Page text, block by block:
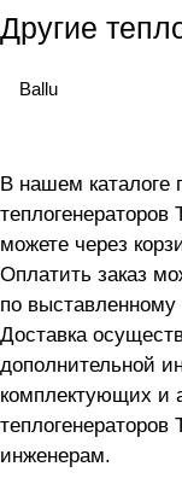
Другие
Ballu
В нашем каталоге
можете через
Оплатить заказ
по
Доставка
дополнительной
комплектующих и
инженерам.